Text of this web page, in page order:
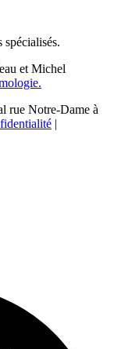
spécialisés.
et Michel
rue Notre-Dame à
|